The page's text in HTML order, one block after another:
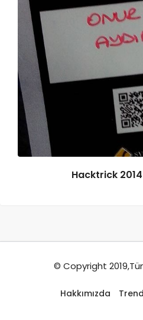
Hacktrick 2014
© Copyright
Hakkımızda